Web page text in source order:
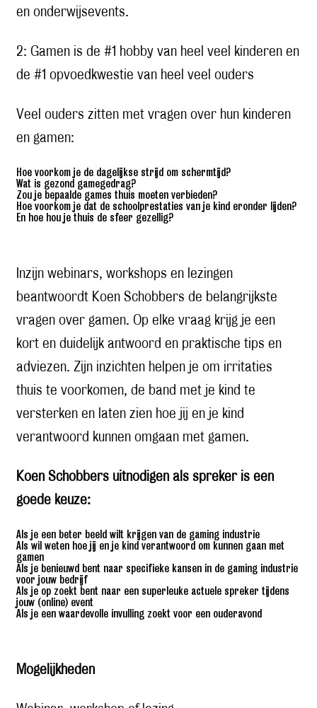
en onderwijsevents.
2: Gamen is de #1 hobby van heel veel kinderen en
de #1 opvoedkwestie van heel veel ouders
Veel ouders zitten met vragen over hun kinderen
en gamen:
Hoe voorkom je de dagelijkse strijd om schermtijd?
Wat is gezond gamegedrag?
Zou je bepaalde games thuis moeten verbieden?
Hoe voorkom je dat de schoolprestaties van je kind eronder lijden?
En hoe hou je thuis de sfeer gezellig?
Inzijn webinars, workshops en lezingen
beantwoordt Koen Schobbers de belangrijkste
vragen over gamen. Op elke vraag krijg je een
kort en duidelijk antwoord en praktische tips en
adviezen. Zijn inzichten helpen je om irritaties
thuis te voorkomen, de band met je kind te
versterken en laten zien hoe jij en je kind
verantwoord kunnen omgaan met gamen.
Koen Schobbers uitnodigen als spreker is een
goede keuze:
Als je een beter beeld wilt krijgen van de gaming industrie
Als wil weten hoe jij en je kind verantwoord om kunnen gaan met
gamen
Als je benieuwd bent naar specifieke kansen in de gaming industrie
voor jouw bedrijf
Als je op zoekt bent naar een superleuke actuele spreker tijdens
jouw (online) event
Als je een waardevolle invulling zoekt voor een ouderavond
Mogelijkheden